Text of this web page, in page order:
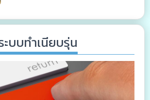
ะบบทำเนียบรุ่น